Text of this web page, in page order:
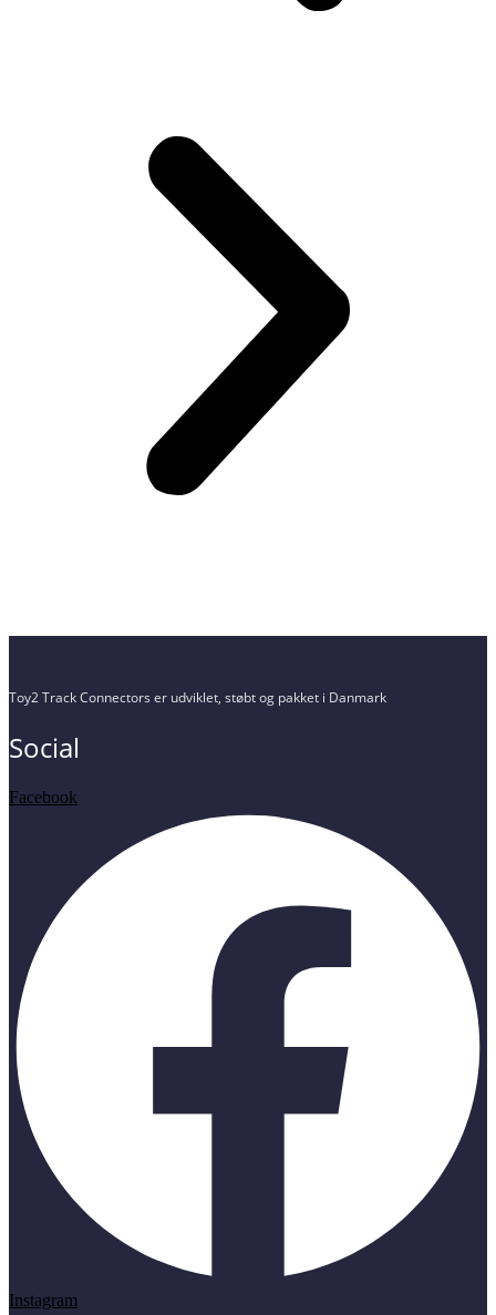
Toy2 Track Connectors er udviklet, støbt og pakket i Danmark
Social
Facebook
Instagram